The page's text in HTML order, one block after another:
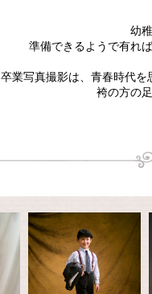
幼
準備できるようで有れ
卒業写真撮影は、青春時代を
袴の方の